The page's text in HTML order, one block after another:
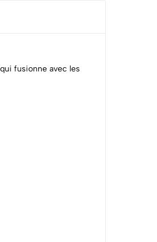
fusionne avec les